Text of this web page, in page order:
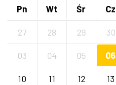
Pn Wt Śr Cz
27 28 29 30
03 04 05 06
10 11 12 13